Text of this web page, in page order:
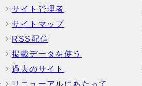
サイト管理者
サイトマップ
RSS配信
掲載データを使う
過去のサイト
リニューアルにあたって